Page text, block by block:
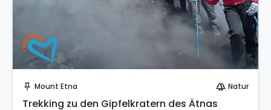
push_pin Mount Etna forest Natur
Trekking zu den Gipfelkratern des Ätnas